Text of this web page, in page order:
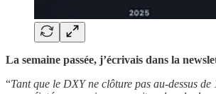
La semaine passée, j’écrivais dans la
“Tant que le DXY ne clôture pas au-dessus